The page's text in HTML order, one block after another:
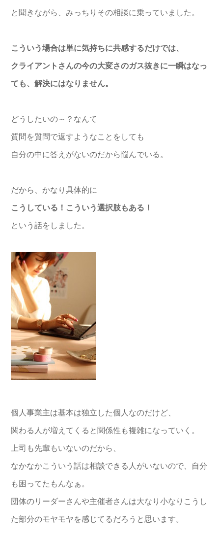
と聞きながら、みっちりその相談に乗っていました。
こういう場合は単に気持ちに共感するだけでは、
クライアントさんの今の大変さのガス抜きに一瞬はなっ
ても、解決にはなりません。
どうしたいの～？なんて
質問を質問で返すようなことをしても
自分の中に答えがないのだから悩んでいる。
だから、かなり具体的に
こうしている！こういう選択肢もある！
という話をしました。
個人事業主は基本は独立した個人なのだけど、
関わる人が増えてくると関係性も複雑になっていく。
上司も先輩もいないのだから、
なかなかこういう話は相談できる人がいないので、自分
も困ってたもんなぁ。
団体のリーダーさんや主催者さんは大なり小なりこうし
た部分のモヤモヤを感じてるだろうと思います。